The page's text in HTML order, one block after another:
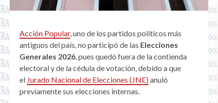
Acción Popular, uno de los partidos políticos más
antiguos del país, no participó de las Elecciones
Generales 2026, pues quedó fuera de la contienda
electoral y de la cédula de votación, debido a que
el Jurado Nacional de Elecciones (JNE)anuló
previamente sus elecciones internas.